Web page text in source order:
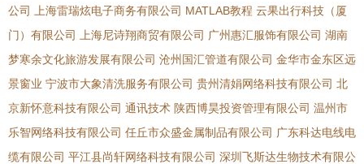
公司
上海雷瑞炫电子商务有限公司 MATLAB教程 云果出行科技（厦
门）有限公司
上海尼诗翔商贸有限公司 广州惠汇服饰有限公司 湖南
梦寒余文化旅游发展有限公司 沧州国汇管道有限公司 金华市金东区远
景窗业 宁波市大象清洗服务有限公司 贵州清娟网络科技有限公司 北
京新怀意科技有限公司 通讯技术 陕西博昊投资管理有限公司 温州市
乐智网络科技有限公司 任丘市众盛金属制品有限公司 广东科达电线电
缆有限公司 平江县尚轩网络科技有限公司 深圳飞斯达生物技术有限公